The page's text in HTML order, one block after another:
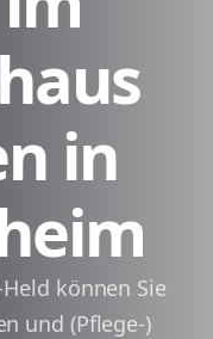
in
können Sie
und (Pflege-)